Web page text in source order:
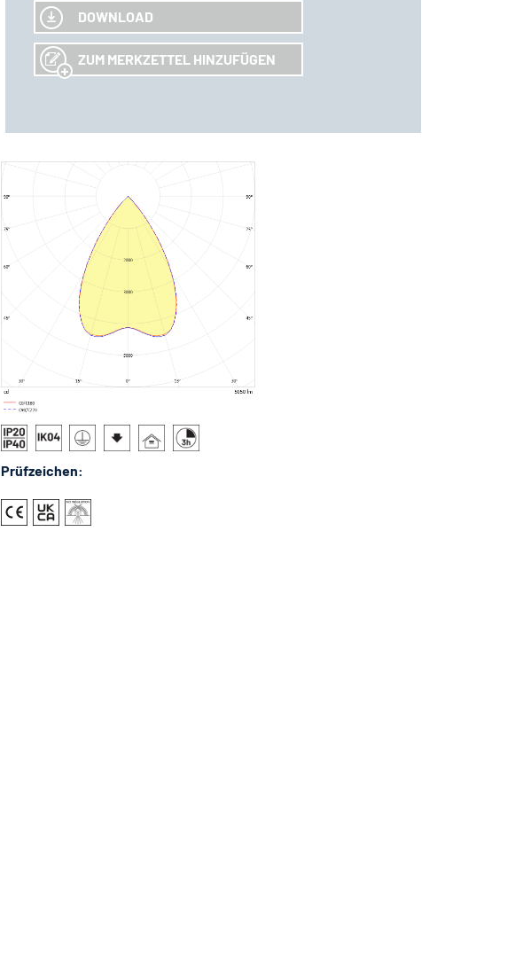
DOWNLOAD
ZUM MERKZETTEL HINZUFÜGEN
Prüfzeichen: